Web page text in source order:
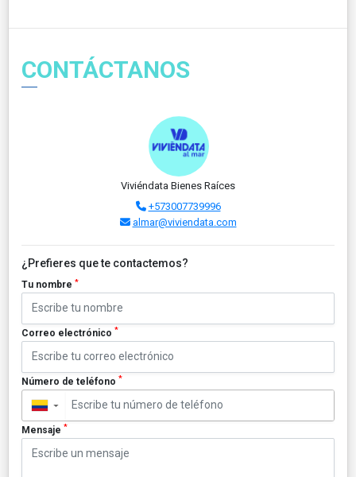
CONTÁCTANOS
Viviéndata Bienes Raíces
+573007739996
almar@viviendata.com
¿Prefieres que te contactemos?
Tu nombre *
Correo electrónico *
Número de teléfono *
▼
Mensaje *